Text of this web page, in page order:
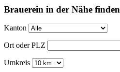
Brauerein in der Nähe finden
Kanton
Ort oder PLZ
Umkreis